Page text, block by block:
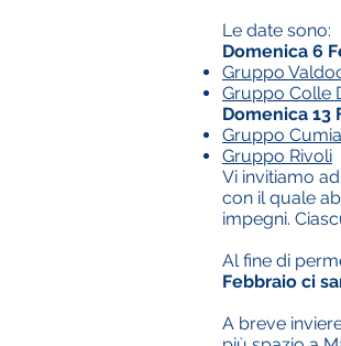
Le date sono:
Domenica 6
Gruppo
Gruppo Colle
Domenica 13
Gruppo
Gruppo Rivoli
Vi invitiamo
con il quale
impegni.
Al fine di
Febbraio ci
A breve